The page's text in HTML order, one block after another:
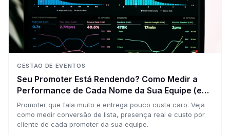
GESTAO DE EVENTOS
Seu Promoter Está Rendendo? Como Medir a
Performance de Cada Nome da Sua Equipe (e
Parar de Pagar por Achismo)
Promoter que fala muito e entrega pouco custa caro. Veja
como medir conversão de lista, presença real e custo por
cliente de cada promoter da sua equipe.